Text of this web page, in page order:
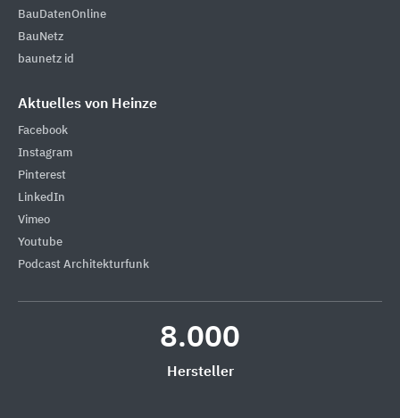
BauDatenOnline
BauNetz
baunetz id
Aktuelles von Heinze
Facebook
Instagram
Pinterest
LinkedIn
Vimeo
Youtube
Podcast Architekturfunk
8.000
Hersteller